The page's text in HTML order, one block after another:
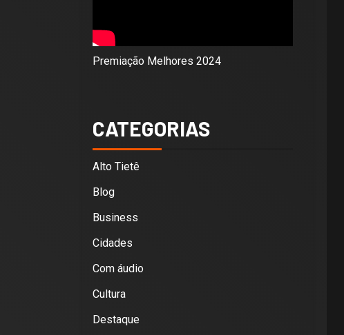
Premiação Melhores 2024
CATEGORIAS
Alto Tietê
Blog
Business
Cidades
Com áudio
Cultura
Destaque